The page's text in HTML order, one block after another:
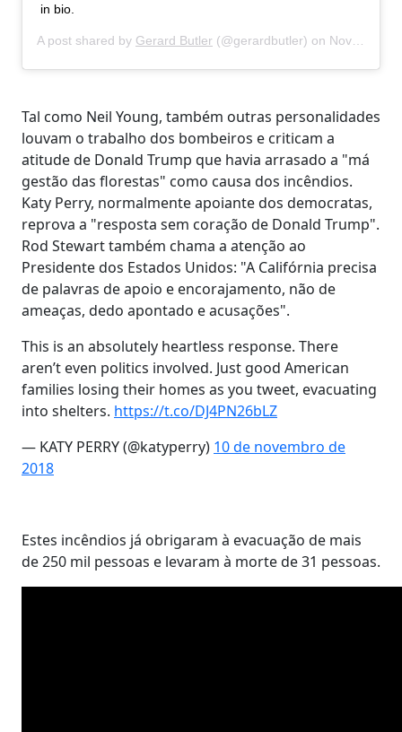
in bio.
A post shared by Gerard Butler (@gerardbutler) on Nov 11, 2018 at 10:36am PST
Tal como Neil Young, também outras personalidades
louvam o trabalho dos bombeiros e criticam a
atitude de Donald Trump que havia arrasado a "má
gestão das florestas" como causa dos incêndios.
Katy Perry, normalmente apoiante dos democratas,
reprova a "resposta sem coração de Donald Trump".
Rod Stewart também chama a atenção ao
Presidente dos Estados Unidos: "A Califórnia precisa
de palavras de apoio e encorajamento, não de
ameaças, dedo apontado e acusações".
This is an absolutely heartless response. There
aren’t even politics involved. Just good American
families losing their homes as you tweet, evacuating
into shelters. https://t.co/DJ4PN26bLZ
— KATY PERRY (@katyperry) 10 de novembro de
2018
Estes incêndios já obrigaram à evacuação de mais
de 250 mil pessoas e levaram à morte de 31 pessoas.